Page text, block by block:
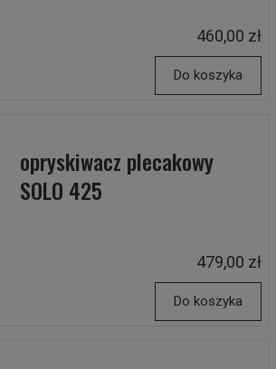
460,00 zł
Do koszyka
opryskiwacz plecakowy
SOLO 425
479,00 zł
Do koszyka